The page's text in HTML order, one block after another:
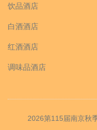
饮品酒店
白酒酒店
红酒酒店
调味品酒店
2026第115届南京秋